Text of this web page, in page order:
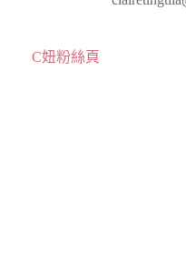
C妞粉絲頁